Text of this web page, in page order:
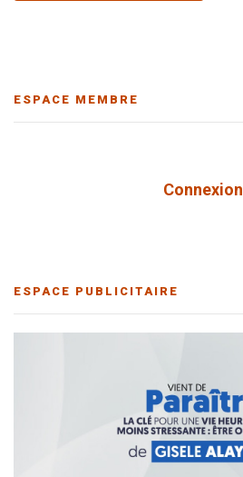
ESPACE MEMBRE
Connexion
ESPACE PUBLICITAIRE